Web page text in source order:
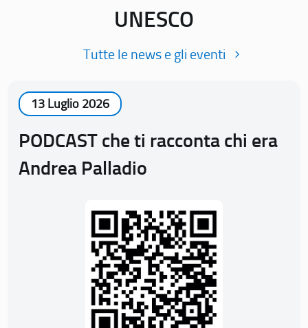
UNESCO
Tutte le news e gli eventi
13 Luglio 2026
PODCAST che ti racconta chi era
Andrea Palladio